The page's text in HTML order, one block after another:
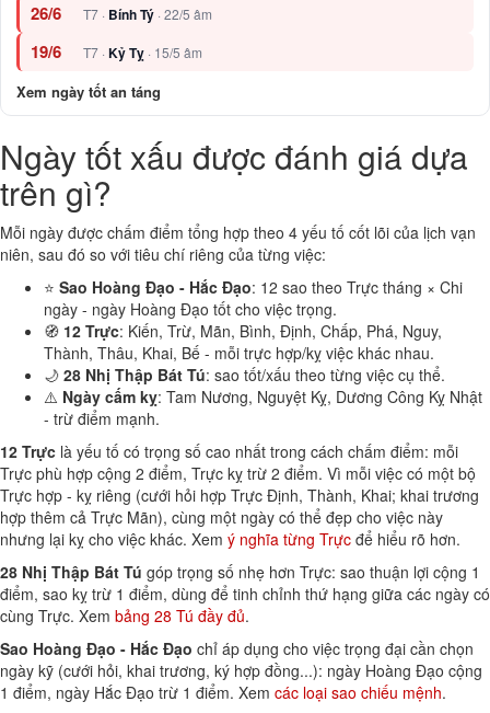
26/6 T7 · Bính Tý · 22/5 âm
19/6 T7 ·Kỷ Tỵ · 15/5 âm
Xem ngày tốt an táng
Ngày tốt xấu được đánh giá dựa
trên gì?
Mỗi ngày được chấm điểm tổng hợp theo 4 yếu tố cốt lõi của lịch vạn
niên, sau đó so với tiêu chí riêng của từng việc:
⭐ Sao Hoàng Đạo - Hắc Đạo: 12 sao theo Trực tháng × Chi
ngày - ngày Hoàng Đạo tốt cho việc trọng.
🧭 12 Trực: Kiến, Trừ, Mãn, Bình, Định, Chấp, Phá, Nguy,
Thành, Thâu, Khai, Bế - mỗi trực hợp/kỵ việc khác nhau.
🌙 28 Nhị Thập Bát Tú: sao tốt/xấu theo từng việc cụ thể.
⚠️ Ngày cấm kỵ: Tam Nương, Nguyệt Kỵ, Dương Công Kỵ Nhật
- trừ điểm mạnh.
12 Trực là yếu tố có trọng số cao nhất trong cách chấm điểm: mỗi
Trực phù hợp cộng 2 điểm, Trực kỵ trừ 2 điểm. Vì mỗi việc có một bộ
Trực hợp - kỵ riêng (cưới hỏi hợp Trực Định, Thành, Khai; khai trương
hợp thêm cả Trực Mãn), cùng một ngày có thể đẹp cho việc này
nhưng lại kỵ cho việc khác. Xem ý nghĩa từng Trực để hiểu rõ hơn.
28 Nhị Thập Bát Tú góp trọng số nhẹ hơn Trực: sao thuận lợi cộng 1
điểm, sao kỵ trừ 1 điểm, dùng để tinh chỉnh thứ hạng giữa các ngày có
cùng Trực. Xem bảng 28 Tú đầy đủ.
Sao Hoàng Đạo - Hắc Đạo chỉ áp dụng cho việc trọng đại cần chọn
ngày kỹ (cưới hỏi, khai trương, ký hợp đồng...): ngày Hoàng Đạo cộng
1 điểm, ngày Hắc Đạo trừ 1 điểm. Xem các loại sao chiếu mệnh.